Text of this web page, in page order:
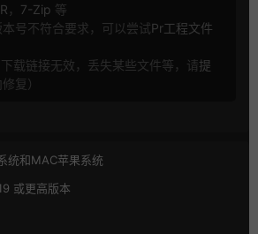
， 7-Zip 等
号不符合要求，可以尝试Pr工程文件
载链接无效，丢失某些文件等，请提
复）
统和MAC苹果系统
或更高版本